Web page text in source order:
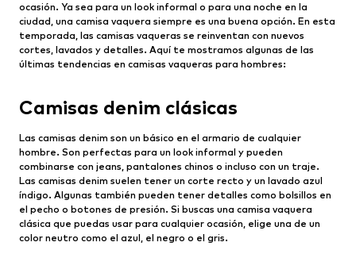
ocasión. Ya sea para un look informal o para una noche en la
ciudad, una camisa vaquera siempre es una buena opción. En esta
temporada, las camisas vaqueras se reinventan con nuevos
cortes, lavados y detalles. Aquí te mostramos algunas de las
últimas tendencias en camisas vaqueras para hombres:
Camisas denim clásicas
Las camisas denim son un básico en el armario de cualquier
hombre. Son perfectas para un look informal y pueden
combinarse con jeans, pantalones chinos o incluso con un traje.
Las camisas denim suelen tener un corte recto y un lavado azul
índigo. Algunas también pueden tener detalles como bolsillos en
el pecho o botones de presión. Si buscas una camisa vaquera
clásica que puedas usar para cualquier ocasión, elige una de un
color neutro como el azul, el negro o el gris.